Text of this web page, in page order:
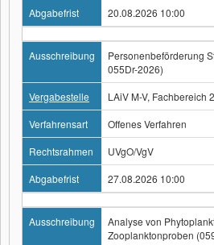
Abgabefrist 20.08.2026 10:00
Ausschreibung
Personenbeförderung
055Dr-2026)
Vergabestelle
LAiV M-V, Fachbereich
Verfahrensart
Offenes Verfahren
Rechtsrahmen
UVgO/VgV
Abgabefrist
27.08.2026 10:00
Ausschreibung
Analyse von
Zooplanktonproben